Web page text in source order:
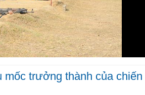
mốc trưởng thành của chiến